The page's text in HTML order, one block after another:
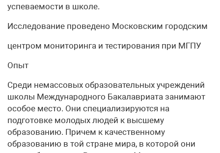
успеваемости в школе.
Исследование проведено Московским городским
центром мониторинга и тестирования при МГПУ
Опыт
Среди немассовых образовательных учреждений
школы Международного Бакалавриата занимают
особое место. Они специализируются на
подготовке молодых людей к высшему
образованию. Причем к качественному
образованию в той стране мира, в которой они